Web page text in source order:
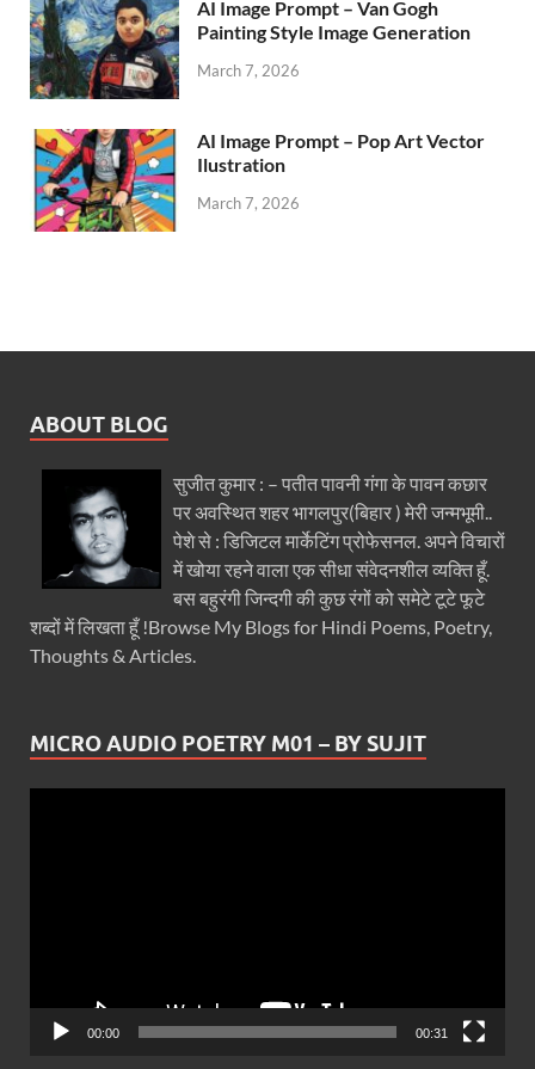
AI Image Prompt – Van Gogh
Painting Style Image Generation
March 7, 2026
AI Image Prompt – Pop Art Vector
Ilustration
March 7, 2026
ABOUT BLOG
सुजीत कुमार : – पतीत पावनी गंगा के पावन कछार
पर अवस्थित शहर भागलपुर(बिहार ) मेरी जन्मभूमी..
पेशे से : डिजिटल मार्केटिंग प्रोफेसनल. अपने विचारों
में खोया रहने वाला एक सीधा संवेदनशील व्यक्ति हूँ.
बस बहुरंगी जिन्दगी की कुछ रंगों को समेटे टूटे फूटे
शब्दों में लिखता हूँ !Browse My Blogs for Hindi Poems, Poetry,
Thoughts & Articles.
MICRO AUDIO POETRY M01 – BY SUJIT
00:00 00:31